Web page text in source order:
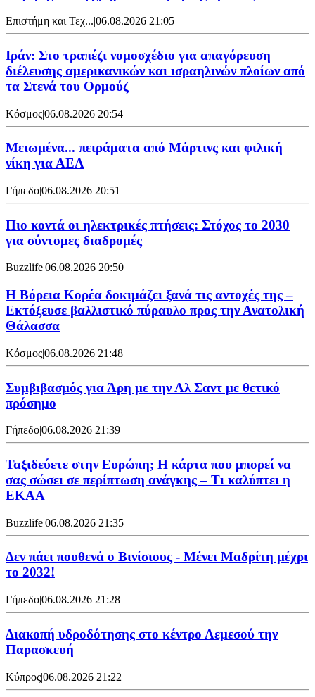
Επιστήμη και Τεχ...|06.08.2026 21:05
Ιράν: Στο τραπέζι νομοσχέδιο για απαγόρευση
διέλευσης αμερικανικών και ισραηλινών πλοίων από
τα Στενά του Ορμούζ
Κόσμος|06.08.2026 20:54
Μειωμένα... πειράματα από Μάρτινς και φιλική
νίκη για ΑΕΛ
Γήπεδο|06.08.2026 20:51
Πιο κοντά οι ηλεκτρικές πτήσεις: Στόχος το 2030
για σύντομες διαδρομές
Buzzlife|06.08.2026 20:50
Η Βόρεια Κορέα δοκιμάζει ξανά τις αντοχές της –
Εκτόξευσε βαλλιστικό πύραυλο προς την Ανατολική
Θάλασσα
Κόσμος|06.08.2026 21:48
Συμβιβασμός για Άρη με την Αλ Σαντ με θετικό
πρόσημο
Γήπεδο|06.08.2026 21:39
Ταξιδεύετε στην Ευρώπη; Η κάρτα που μπορεί να
σας σώσει σε περίπτωση ανάγκης – Τι καλύπτει η
ΕΚΑΑ
Buzzlife|06.08.2026 21:35
Δεν πάει πουθενά ο Βινίσιους - Μένει Μαδρίτη μέχρι
το 2032!
Γήπεδο|06.08.2026 21:28
Διακοπή υδροδότησης στο κέντρο Λεμεσού την
Παρασκευή
Κύπρος|06.08.2026 21:22